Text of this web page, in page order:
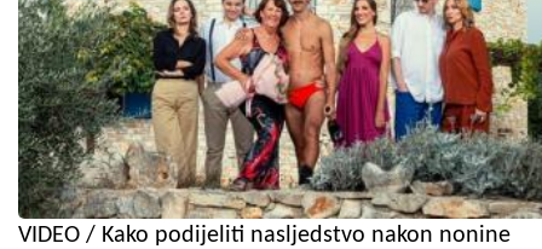
VIDEO / Kako podijeliti nasljedstvo nakon nonine